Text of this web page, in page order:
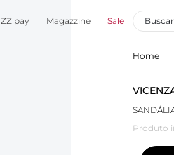
ZZ pay Magazzine Sale
Home
Produto